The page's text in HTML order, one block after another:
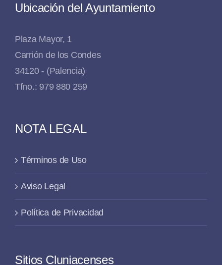
Ubicación del Ayuntamiento
Plaza Mayor, 1
Carrión de los Condes
34120 - (Palencia)
Tfno.: 979 880 259
NOTA LEGAL
Términos de Uso
Aviso Legal
Política de Privacidad
Sitios Cluniacenses